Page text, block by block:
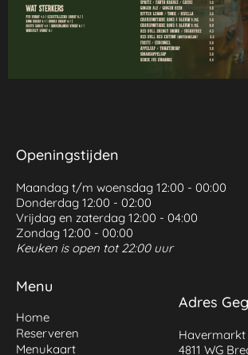
Openingstijden
Maandag t/m woensdag 12:00 - 00:00
Donderdag 12:00 - 02:00
Vrijdag en zaterdag 12:00 - 04:00
Zondag 12:00 - 00:00
Keuken is open tot 22:00 uur
Menu
Home
Reserveren
Menukaart
Adres
Havermarkt
4811 WG